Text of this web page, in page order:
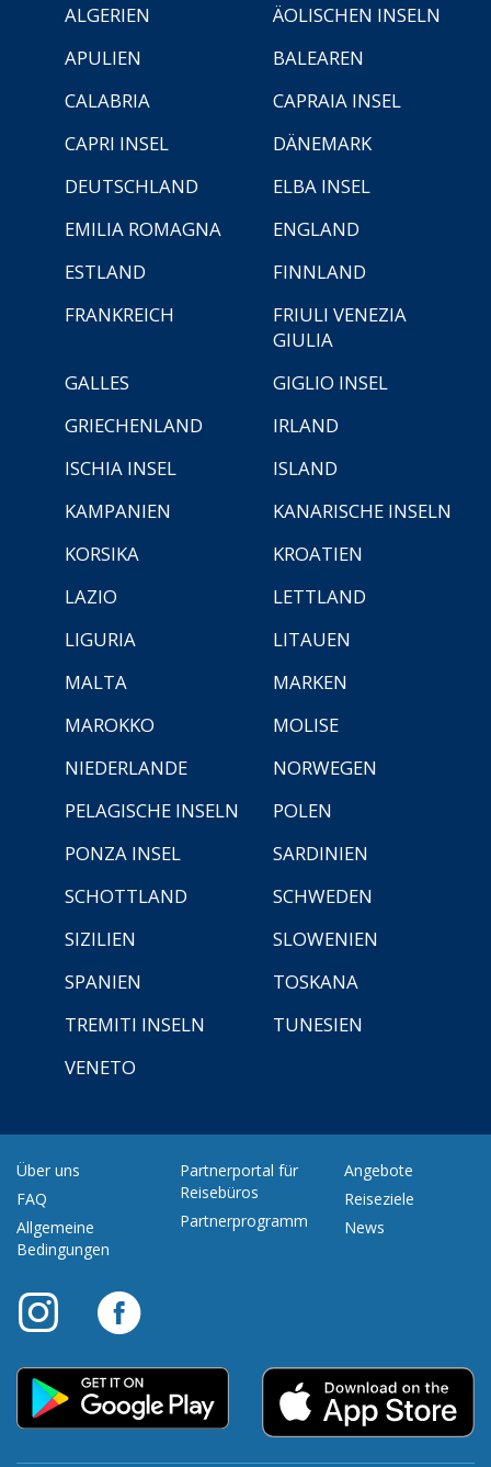
ALGERIEN
ÄOLISCHEN INSELN
APULIEN
BALEAREN
CALABRIA
CAPRAIA INSEL
CAPRI INSEL
DÄNEMARK
DEUTSCHLAND
ELBA INSEL
EMILIA ROMAGNA
ENGLAND
ESTLAND
FINNLAND
FRANKREICH
FRIULI VENEZIA
GIULIA
GALLES
GIGLIO INSEL
GRIECHENLAND
IRLAND
ISCHIA INSEL
ISLAND
KAMPANIEN
KANARISCHE INSELN
KORSIKA
KROATIEN
LAZIO
LETTLAND
LIGURIA
LITAUEN
MALTA
MARKEN
MAROKKO
MOLISE
NIEDERLANDE
NORWEGEN
PELAGISCHE INSELN
POLEN
PONZA INSEL
SARDINIEN
SCHOTTLAND
SCHWEDEN
SIZILIEN
SLOWENIEN
SPANIEN
TOSKANA
TREMITI INSELN
TUNESIEN
VENETO
Über uns
FAQ
Allgemeine
Bedingungen
Partnerportal für
Reisebüros
Partnerprogramm
Angebote
Reiseziele
News